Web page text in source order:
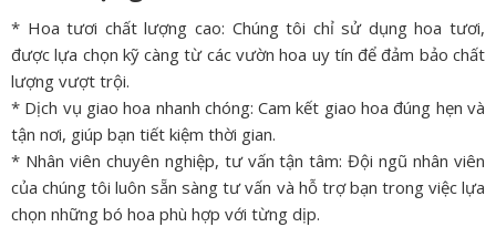
* Hoa tươi chất lượng cao: Chúng tôi chỉ sử dụng hoa tươi,
được lựa chọn kỹ càng từ các vườn hoa uy tín để đảm bảo chất
lượng vượt trội.
* Dịch vụ giao hoa nhanh chóng: Cam kết giao hoa đúng hẹn và
tận nơi, giúp bạn tiết kiệm thời gian.
* Nhân viên chuyên nghiệp, tư vấn tận tâm: Đội ngũ nhân viên
của chúng tôi luôn sẵn sàng tư vấn và hỗ trợ bạn trong việc lựa
chọn những bó hoa phù hợp với từng dịp.